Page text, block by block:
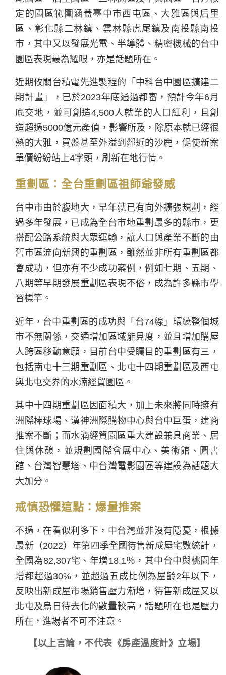
定的園區範圍涵蓋臺中市西屯區、大雅區與后里
區、彰化縣二林鎮、雲林縣虎尾鎮及南投縣南投
市，其中又以發展光電、半導體、精密機械的台中
園區表現最為耀眼，亦是話題所在。
近期攸關台積電先進製程的「中科台中園區擴建二
期計畫」，已於2023年底通過都審，預計今年6月
底交地，並可創造4,500人就業的人口紅利，且創
造超過5000億元產值，影響所及，除原本就已經很
熱的大雅，買盤甚至外溢到鄰近的沙鹿，促使新案
單價紛紛站上4字頭，刷新在地行情。
重劃區：全台重劃區祖師爺發威
台中市由於腹地大，早年就已有向外擴張規劃，經
過多年發展，已成為全台市地重劃最多的縣市，更
搭配公路系統與大眾運輸，讓人口與產業不斷的由
舊市區流向新興的重劃區，雖然並非所有重劃區都
會成功，但亦有不少成功案例，例如七期、五期、
八期等早期發展重劃區表現不俗，成為許多縣市學
習標竿。
近年，台中重劃區的成功與「台74線」環繞整個城
市不無關係，交通增加區域能見度，並且增加購屋
人跨區移動意願，目前台中受矚目的重劃區有三，
包括南屯十三期重劃區、北屯十四期重劃區及西屯
與北屯交界的水湳經貿園區。
其中十四期重劃區因面積大，加上未來將同時擁有
洲際棒球場、漢神洲際購物中心與台中巨蛋，建商
推案不斷；而水湳經貿園區重大建設兼具商業、居
住與休憩，並規劃國際會展中心、美術館、圖書
館、台灣智慧塔、中台灣電影園區等建設為話題大
大加分。
戒慎恐懼這點：爆量推案
不過，在看似利多下，中台灣並非沒有隱憂，根據
最新（2022）年第四季全國待售新成屋宅數統計，
全國為82,307宅、年增18.1％，其中台中與桃園年
增都超過30%，並超過五成比例為屋齡2年以下，
反映出新成屋市場銷售壓力漸增，待售新成屋又以
北屯及烏日待去化的數量較高，話題所在也是壓力
所在，進場者不可不注意。
【以上言論，不代表《房產溫度計》立場】